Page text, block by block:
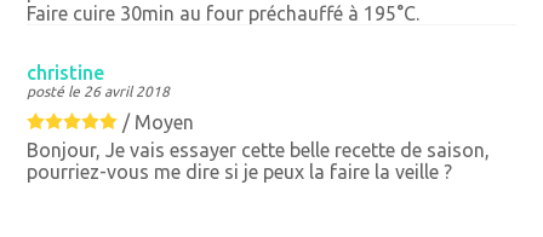
Faire cuire 30min au four préchauffé à 195°C.
christine
posté le 26 avril 2018
/ Moyen
Bonjour, Je vais essayer cette belle recette de saison,
pourriez-vous me dire si je peux la faire la veille ?